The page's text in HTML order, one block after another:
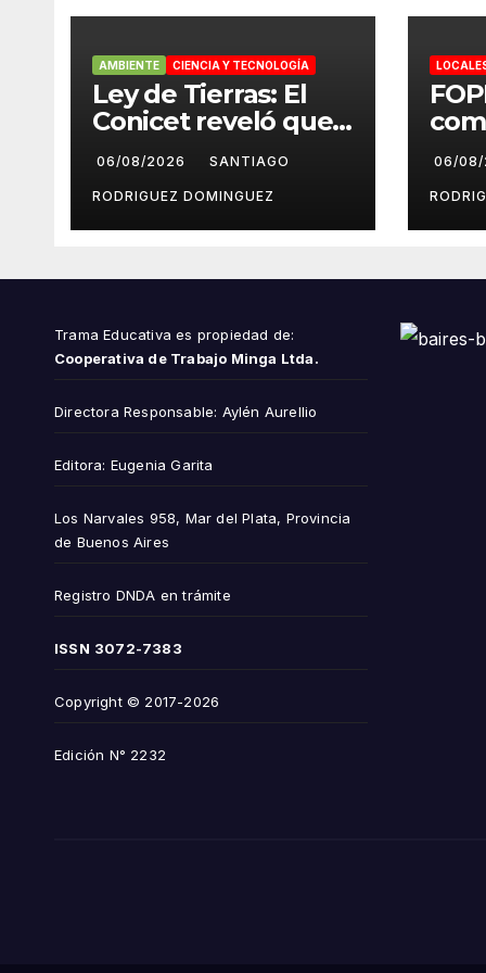
AMBIENTE CIENCIA Y TECNOLOGÍA
Ley de Tierras: El
Conicet reveló que
el 7,5% de las tierras
rurales de Mar del
Plata pertenecen a
extranjeros
06/08/2026 SANTIAGO
RODRIGUEZ DOMINGUEZ
06/08/
Trama Educativa es propiedad de:
Cooperativa de Trabajo Minga Ltda.
Directora Responsable: Aylén Aurellio
Editora: Eugenia Garita
Los Narvales 958, Mar del Plata, Provincia
de Buenos Aires
Registro DNDA en trámite
ISSN 3072-7383
Copyright © 2017-2026
Edición N° 2232